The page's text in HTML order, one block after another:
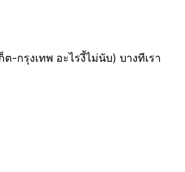
-กรุงเทพ อะไรงี้ไม่นับ) บางทีเรา